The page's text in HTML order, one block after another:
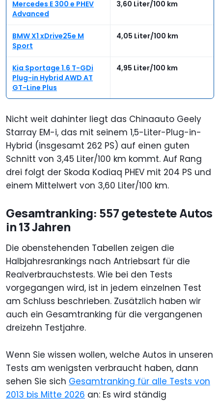
Mercedes E 300 e PHEV
Advanced
3,60 Liter/100 km
BMW X1 xDrive25e M
Sport
4,05 Liter/100 km
Kia Sportage 1.6 T-GDi
Plug-in Hybrid AWD AT
GT-Line Plus
4,95 Liter/100 km
Nicht weit dahinter liegt das Chinaauto Geely
Starray EM-i, das mit seinem 1,5-Liter-Plug-in-
Hybrid (insgesamt 262 PS) auf einen guten
Schnitt von 3,45 Liter/100 km kommt. Auf Rang
drei folgt der Skoda Kodiaq PHEV mit 204 PS und
einem Mittelwert von 3,60 Liter/100 km.
Gesamtranking: 557 getestete Autos
in 13 Jahren
Die obenstehenden Tabellen zeigen die
Halbjahresrankings nach Antriebsart für die
Realverbrauchstests. Wie bei den Tests
vorgegangen wird, ist in jedem einzelnen Test
am Schluss beschrieben. Zusätzlich haben wir
auch ein Gesamtranking für die vergangenen
dreizehn Testjahre.
Wenn Sie wissen wollen, welche Autos in unseren
Tests am wenigsten verbraucht haben, dann
sehen Sie sich Gesamtranking für alle Tests von
2013 bis Mitte 2026 an: Es wird ständig